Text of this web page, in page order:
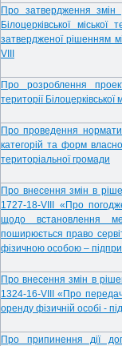
Про затвердження змін
Білоцерківської
затвердженої рішенням
VIІI
Про розроблення
території
Про проведення
категорій та форм
територіальної громади
Про внесення змін в
1727-18-VIII «Про
щодо встановлення
поширюється право
фізичною особою –
Про внесення змін в
1324-16-VIII «Про
оренду фізичній особі -
Про припинення дії